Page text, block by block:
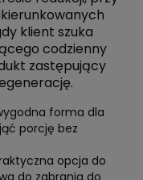
klient szuka
codzienny
zastępujący
forma dla
porcję bez
opcja do
do zabrania do